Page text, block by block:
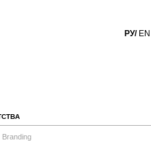
РУ/ EN
Branding